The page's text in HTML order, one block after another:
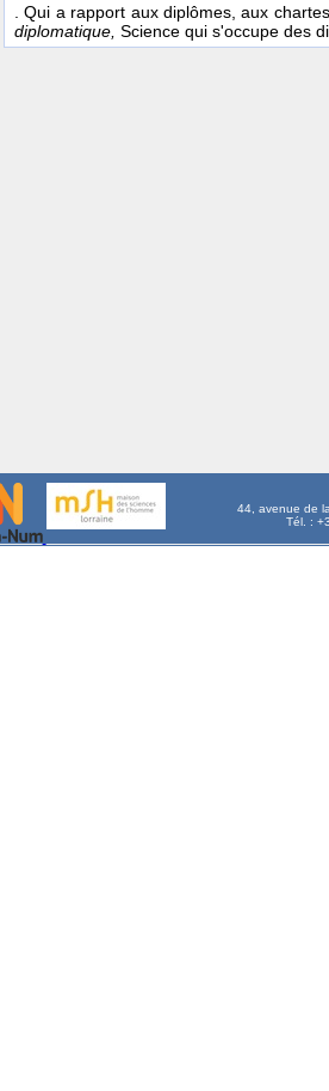
. Qui a rapport aux diplômes, aux
diplomatique, Science qui s'occupe des
44, avenue de
Tél. :